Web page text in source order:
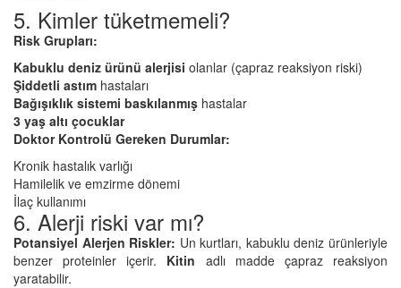
5. Kimler tüketmemeli?
Risk Grupları:
Kabuklu deniz ürünü alerjisi olanlar (çapraz reaksiyon riski)
Şiddetli astım hastaları
Bağışıklık sistemi baskılanmış hastalar
3 yaş altı çocuklar
Doktor Kontrolü Gereken Durumlar:
Kronik hastalık varlığı
Hamilelik ve emzirme dönemi
İlaç kullanımı
6. Alerji riski var mı?
Potansiyel Alerjen Riskler: Un kurtları, kabuklu deniz ürünleriyle
benzer proteinler içerir. Kitin adlı madde çapraz reaksiyon
yaratabilir.